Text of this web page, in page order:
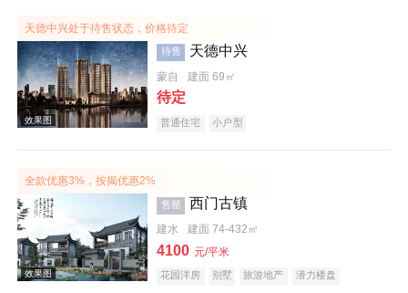
效果图
效果图
天德中兴处于待售状态，价格待定
待售 天德中兴
蒙自 建面 69㎡
待定
普通住宅 小户型
全款优惠3%，按揭优惠2%
售罄 西门古镇
建水 建面 74-432㎡
4100 元/平米
花园洋房 别墅 旅游地产
潜力楼盘